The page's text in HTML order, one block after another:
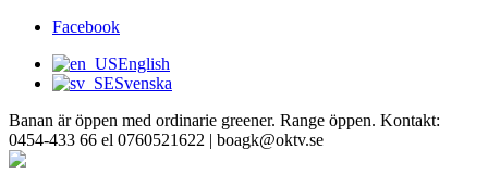
Facebook
English
Svenska
Banan är öppen med ordinarie greener. Range öppen. Kontakt:
0454-433 66 el 0760521622 | boagk@oktv.se